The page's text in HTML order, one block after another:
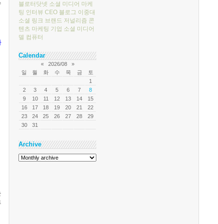
블로터닷넷 소셜 미디어 마케
팅 인터뷰 CEO 블로그 이중대
소셜 링크 브랜드 저널리즘 콘
텐츠 마케팅 기업 소셜 미디어
델 컴퓨터
Calendar
« 2026/08
»
일
월 화 수 목 금
토
1
2
3 4 5 6 7
8
9
10 11 12 13 14
15
16
17 18 19 20 21
22
23
24 25 26 27 28
29
30
31
Archive